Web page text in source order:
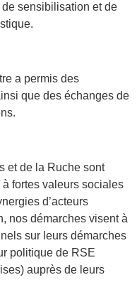
sensibilisation et de
a permis des
que des échanges de
et de la Ruche sont
fortes valeurs sociales
d’acteurs
nos démarches visent à
sur leurs démarches
politique de RSE
auprès de leurs